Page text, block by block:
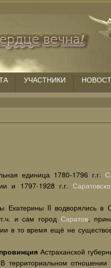
УЧАСТНИКИ
единица 1780-1796 г.г.
и 1797-1928 г.г.
Екатерины II водворялись в
и сам город Саратов,
в то время ещё не
Астраханской
территориальном отношении